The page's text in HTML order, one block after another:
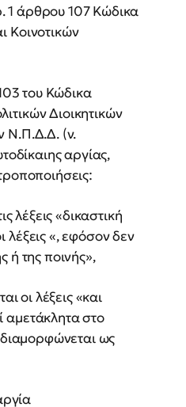
1 άρθρου 107 Κώδικα
Κοινοτικών
του Κώδικα
Διοικητικών
Ν.Π.Δ.Δ. (ν.
αργίας,
λέξεις «δικαστική
λέξεις «, εφόσον δεν
ή της ποινής»,
οι λέξεις «και
στο
ως